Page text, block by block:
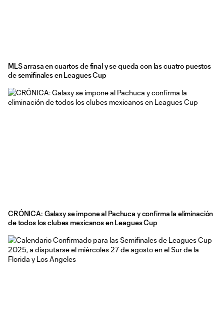
MLS arrasa en cuartos de final y se queda con las cuatro puestos
de semifinales en Leagues Cup
CRÓNICA: Galaxy se impone al Pachuca y confirma la eliminación
de todos los clubes mexicanos en Leagues Cup